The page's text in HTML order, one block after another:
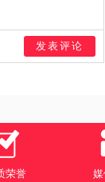
发表评论
荣誉